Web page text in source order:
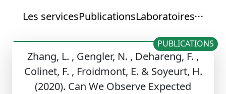
Les servicesPublicationsLaboratoires
Zhang, L. , Gengler, N. , Dehareng, F. ,
Colinet, F. , Froidmont, E. & Soyeurt, H.
(2020). Can We Observe Expected
PUBLICATIONS